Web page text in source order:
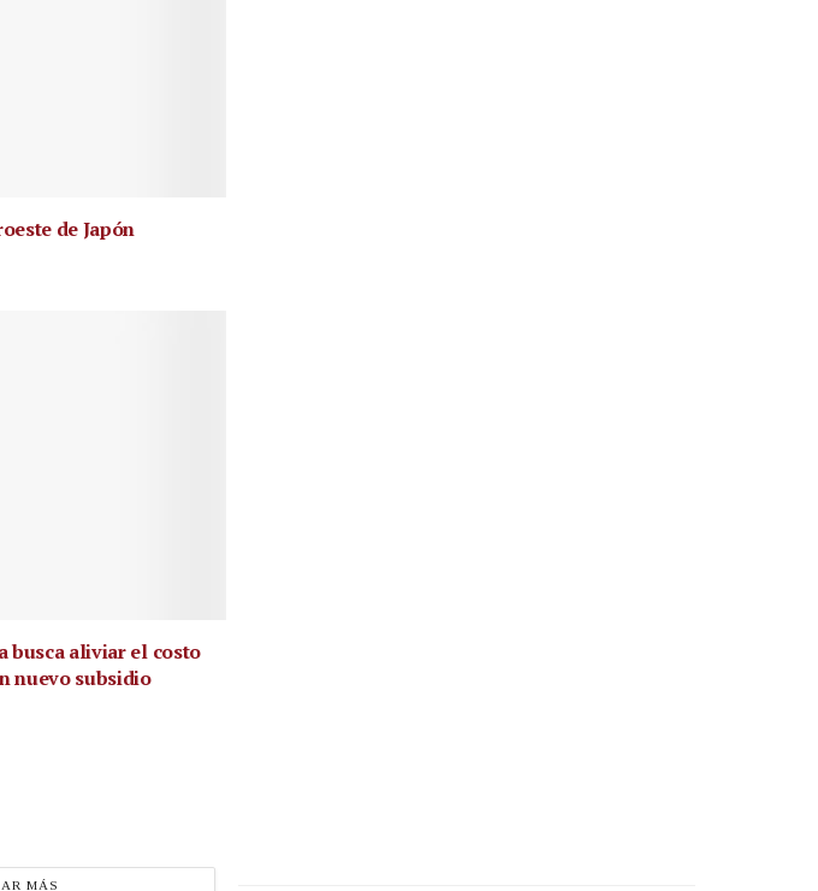
de Japón
busca aliviar el costo
nuevo subsidio
MÁS